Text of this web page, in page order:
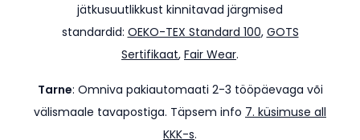
jätkusuutlikkust kinnitavad järgmised
standardid: OEKO-TEX Standard 100, GOTS
Sertifikaat, Fair Wear.
Tarne: Omniva pakiautomaati 2-3 tööpäevaga või
välismaale tavapostiga. Täpsem info 7. küsimuse all
KKK-s.